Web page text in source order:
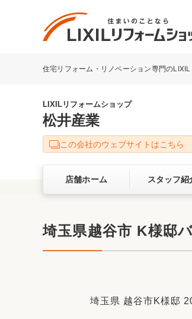
リフォーム事例を探
キッチン
洗面化粧室
ベランダ・バルコニー
LIXILリフォームシ
サービス向上・品質
住宅リフォーム・リノベーション専門の
LIXILリフォームショップ
松井産業
この会社のウェブサイトはこちら
店舗ホーム スタッフ紹
埼玉県越谷市 K様邸
埼玉県 越谷市K様邸